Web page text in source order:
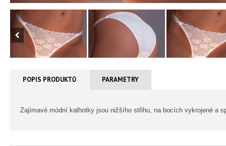
POPIS PRODUKTŮ PARAMETRY
Zajímavé módní kalhotky jsou nižšího střihu, na bocích vykrojené a